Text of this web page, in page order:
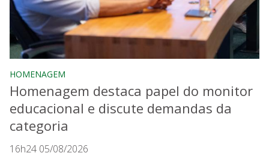
HOMENAGEM
Homenagem destaca papel do monitor
educacional e discute demandas da
categoria
16h24 05/08/2026